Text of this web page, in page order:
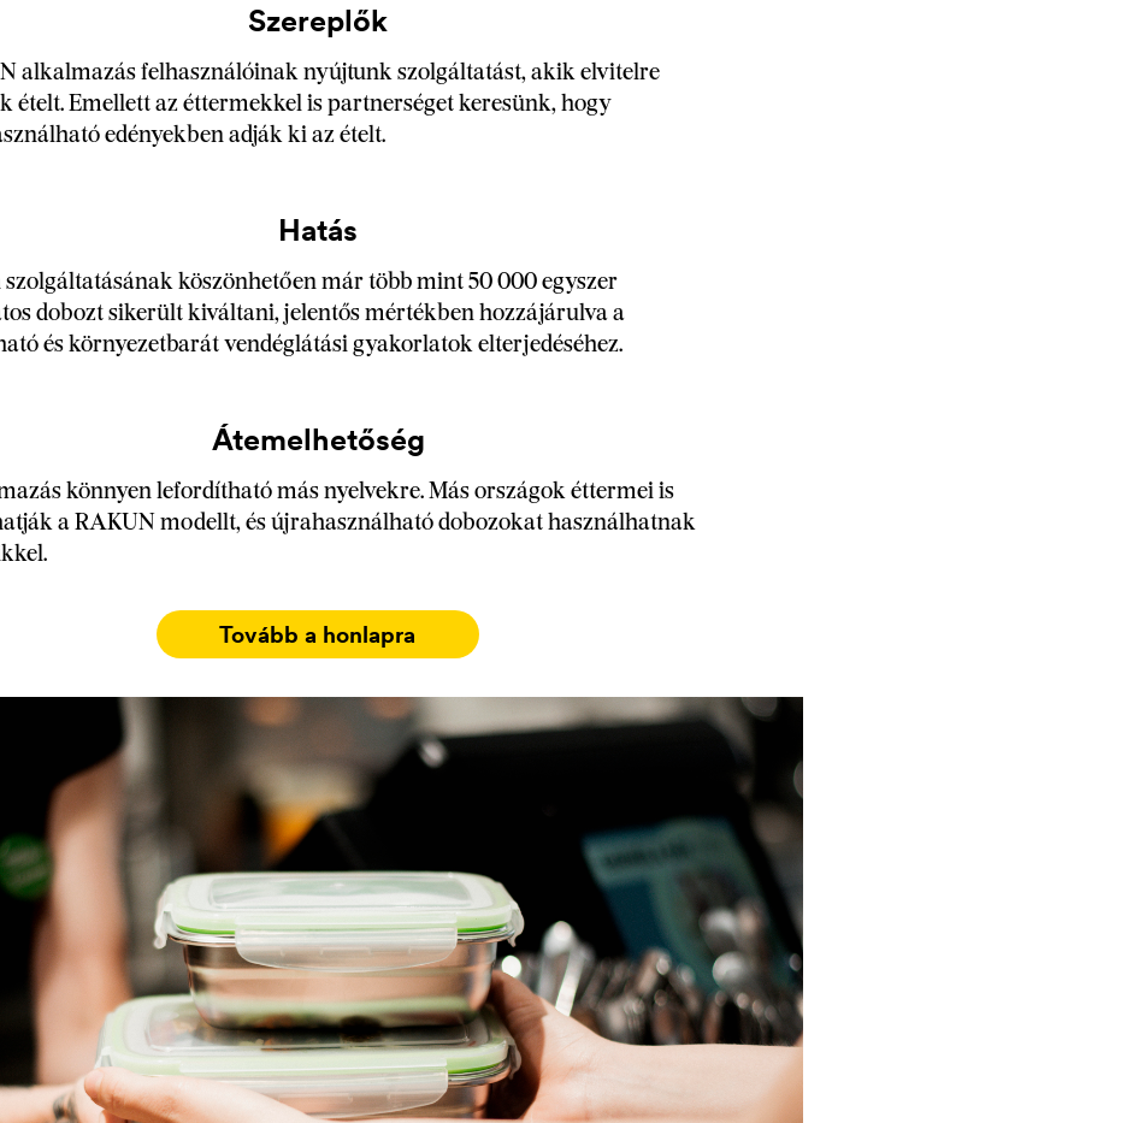
Szereplők
alkalmazás felhasználóinak nyújtunk szolgáltatást, akik elvitelre
ételt. Emellett az éttermekkel is partnerséget keresünk, hogy
edényekben adják ki az ételt.
Hatás
köszönhetően már több mint 50 000 egyszer
dobozt sikerült kiváltani, jelentős mértékben hozzájárulva a
és környezetbarát vendéglátási gyakorlatok elterjedéséhez.
Átemelhetőség
könnyen lefordítható más nyelvekre. Más országok éttermei is
a RAKUN modellt, és újrahasználható dobozokat használhatnak
Tovább a honlapra